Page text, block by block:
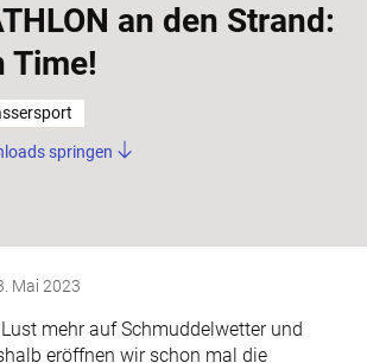
an den Strand:
Time!
springen
Mai 2023
mehr auf Schmuddelwetter und
eröffnen wir schon mal die